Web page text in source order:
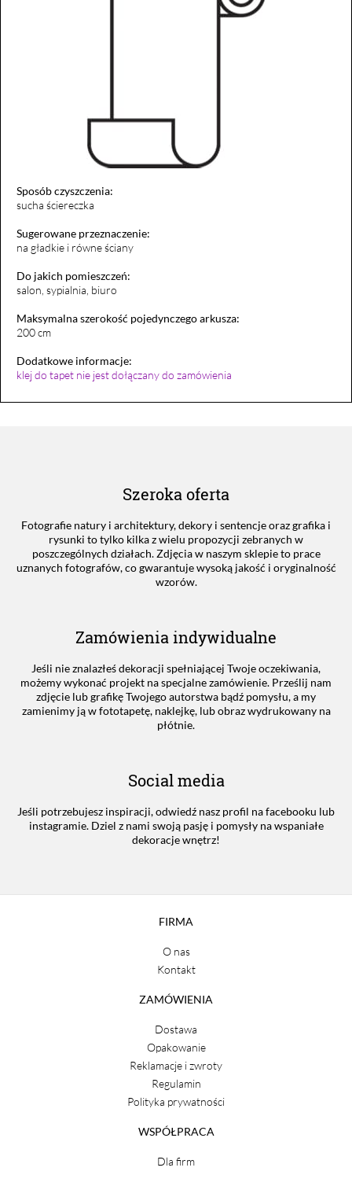
Sposób czyszczenia:
sucha ściereczka
Sugerowane przeznaczenie:
na gładkie i równe ściany
Do jakich pomieszczeń:
salon, sypialnia, biuro
Maksymalna szerokość pojedynczego arkusza:
200 cm
Dodatkowe informacje:
klej do tapet nie jest dołączany do zamówienia
Szeroka oferta
Fotografie natury i architektury, dekory i sentencje oraz grafika i
rysunki to tylko kilka z wielu propozycji zebranych w
poszczególnych działach. Zdjęcia w naszym sklepie to prace
uznanych fotografów, co gwarantuje wysoką jakość i oryginalność
wzorów.
Zamówienia indywidualne
Jeśli nie znalazłeś dekoracji spełniającej Twoje oczekiwania,
możemy wykonać projekt na specjalne zamówienie. Prześlij nam
zdjęcie lub grafikę Twojego autorstwa bądź pomysłu, a my
zamienimy ją w fototapetę, naklejkę, lub obraz wydrukowany na
płótnie.
Social media
Jeśli potrzebujesz inspiracji, odwiedź nasz profil na facebooku lub
instagramie. Dziel z nami swoją pasję i pomysły na wspaniałe
dekoracje wnętrz!
FIRMA
O nas
Kontakt
ZAMÓWIENIA
Dostawa
Opakowanie
Reklamacje i zwroty
Regulamin
Polityka prywatności
WSPÓŁPRACA
Dla firm